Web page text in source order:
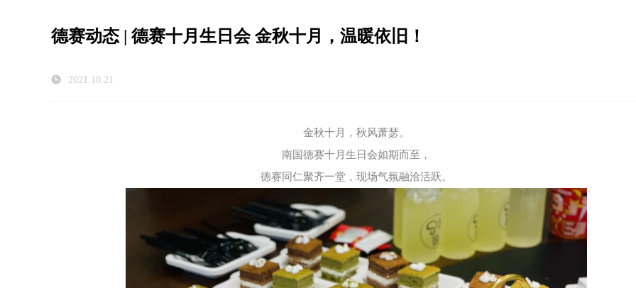
德赛动态 | 德赛十月生日会 金秋十月，温暖依旧！
2021.10.21
金秋十月，秋风萧瑟。
南国德赛十月生日会如期而至，
德赛同仁聚齐一堂，现场气氛融洽活跃。